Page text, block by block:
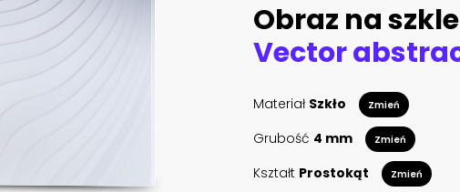
Obraz na szkle
Materiał Szkło Zmień
Grubość 4 mm Zmień
Kształt Prostokąt Zmień